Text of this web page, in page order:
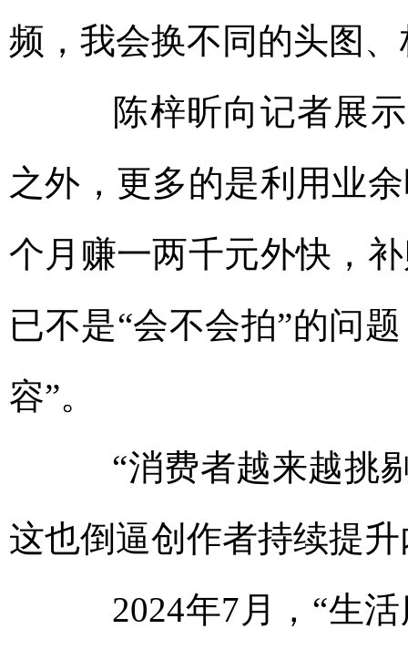
频，我会换不同的头图
陈梓昕向记者展示
之外，更多的是利用业
个月赚一两千元外快，
已不是“会不会拍”的问
容”。
“消费者越来越挑剔
这也倒逼创作者持续提
2024年7月，“生活